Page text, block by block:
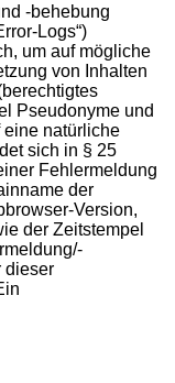
-behebung
Logs“)
um auf mögliche
von Inhalten
Pseudonyme und
natürliche
sich in § 25
Fehlermeldung
der
Version,
der Zeitstempel
dieser